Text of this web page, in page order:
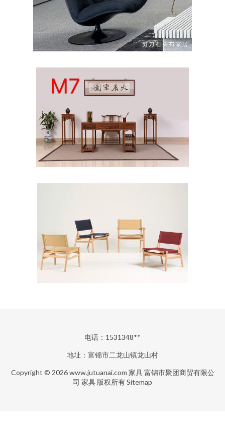
电话：1531348**
地址：富锦市二龙山镇龙山村
Copyright © 2026www.jutuanai.com 家具 富锦市聚团商贸有限公
司 家具 版权所有Sitemap